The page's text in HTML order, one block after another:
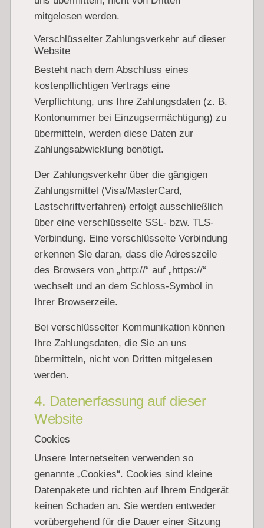
mitgelesen werden.
Verschlüsselter Zahlungsverkehr auf dieser
Website
Besteht nach dem Abschluss eines
kostenpflichtigen Vertrags eine
Verpflichtung, uns Ihre Zahlungsdaten (z. B.
Kontonummer bei Einzugsermächtigung) zu
übermitteln, werden diese Daten zur
Zahlungsabwicklung benötigt.
Der Zahlungsverkehr über die gängigen
Zahlungsmittel (Visa/MasterCard,
Lastschriftverfahren) erfolgt ausschließlich
über eine verschlüsselte SSL- bzw. TLS-
Verbindung. Eine verschlüsselte Verbindung
erkennen Sie daran, dass die Adresszeile
des Browsers von „http://“ auf „https://“
wechselt und an dem Schloss-Symbol in
Ihrer Browserzeile.
Bei verschlüsselter Kommunikation können
Ihre Zahlungsdaten, die Sie an uns
übermitteln, nicht von Dritten mitgelesen
werden.
4. Datenerfassung auf dieser
Website
Cookies
Unsere Internetseiten verwenden so
genannte „Cookies“. Cookies sind kleine
Datenpakete und richten auf Ihrem Endgerät
keinen Schaden an. Sie werden entweder
vorübergehend für die Dauer einer Sitzung